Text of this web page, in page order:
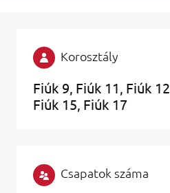
Korosztály
Fiúk 9 Fiúk 11 Fiúk 12
Fiúk 15 Fiúk 17
Csapatok száma